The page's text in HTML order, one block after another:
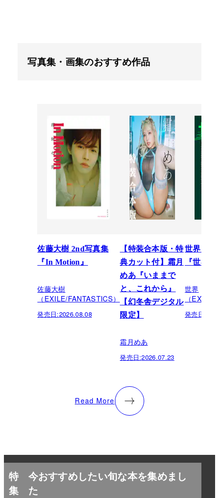
写真集・画集のおすすめ作品
佐藤大樹 2nd写真集
『In Motion』
佐藤大樹
（EXILE/FANTASTICS）
発売日:2026.08.08
【特装合本版・特
典カット付】霜月
めあ『いままで
と、これから』
【幻冬舎デジタル
限定】
霜月めあ
発売日:2026.07.23
世界スペ
『世界
世界
（
発売日:
Read More
特
集
今おすすめしたい旬な本を集めまし
た